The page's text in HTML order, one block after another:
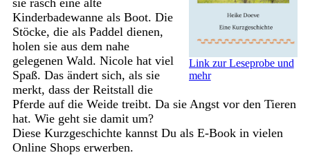
Link zur Leseprobe und
mehr
Kinderbadewanne als Boot. Die
Stöcke, die als Paddel dienen,
holen sie aus dem nahe
gelegenen Wald. Nicole hat viel
Spaß. Das ändert sich, als sie
merkt, dass der Reitstall die
Pferde auf die Weide treibt. Da sie Angst vor den Tieren
hat. Wie geht sie damit um?
Diese Kurzgeschichte kannst Du als E-Book in vielen
Online Shops erwerben.